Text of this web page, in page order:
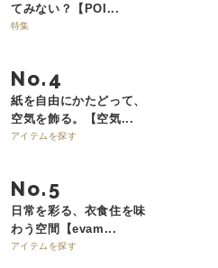
てみない？【POI...
特集
No.
紙を自由にかたどって、
空気を飾る。【空気...
アイテムを探す
No.
日常を彩る、衣食住を味
わう空間【evam...
アイテムを探す